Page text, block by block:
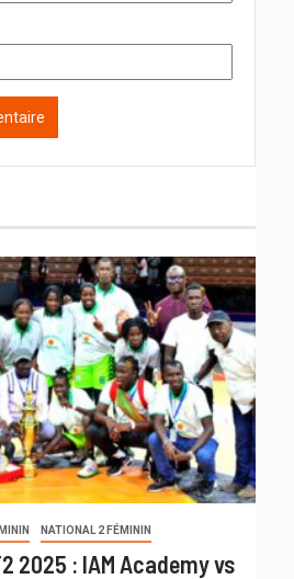
NATIONAL 2 FÉMININ
2025 : IAM Academy vs